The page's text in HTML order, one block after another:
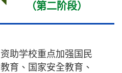
（第二阶段）
资助学校重点加强国民
教育、国家安全教育、